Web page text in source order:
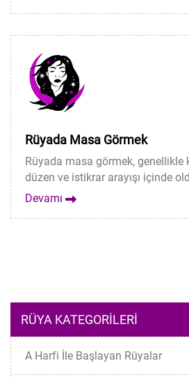
Rüyada Masa Görmek
Rüyada masa görmek, genellikle
düzen ve istikrar arayışı içinde
Devamı
RÜYA KATEGORILERI
A Harfi İle Başlayan Rüyalar